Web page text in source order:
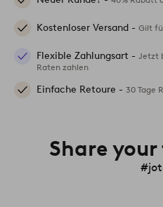
Kostenloser Versand - Gilt
Flexible Zahlungsart - Jetzt
Raten zahlen
Einfache Retoure - 30 Tage
Share